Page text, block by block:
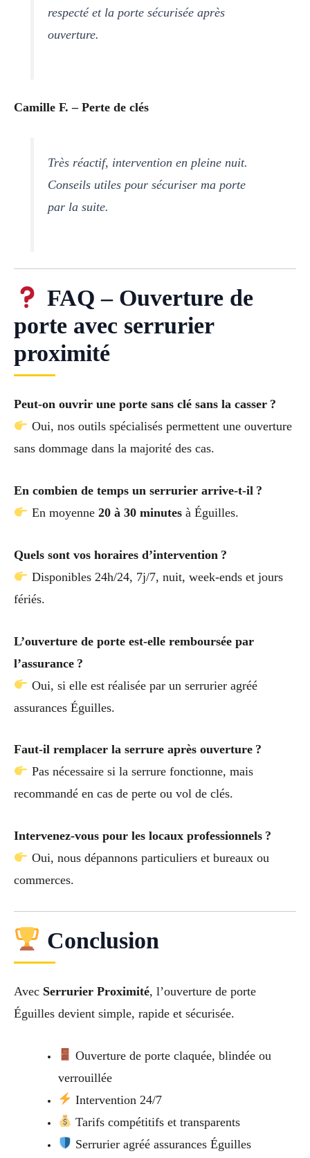
respecté et la porte sécurisée après
ouverture.
Camille F. – Perte de clés
Très réactif, intervention en pleine nuit.
Conseils utiles pour sécuriser ma porte
par la suite.
FAQ – Ouverture de
porte avec serrurier
proximité
Peut-on ouvrir une porte sans clé sans la casser ?
Oui, nos outils spécialisés permettent une ouverture
sans dommage dans la majorité des cas.
En combien de temps un serrurier arrive-t-il ?
En moyenne 20 à 30 minutesà Éguilles.
Quels sont vos horaires d’intervention ?
Disponibles 24h/24, 7j/7, nuit, week-ends et jours
fériés.
L’ouverture de porte est-elle remboursée par
l’assurance ?
Oui, si elle est réalisée par un serrurier agréé
assurances Éguilles.
Faut-il remplacer la serrure après ouverture ?
Pas nécessaire si la serrure fonctionne, mais
recommandé en cas de perte ou vol de clés.
Intervenez-vous pour les locaux professionnels ?
Oui, nous dépannons particuliers et bureaux ou
commerces.
Conclusion
Avec Serrurier Proximité, l’ouverture de porte
Éguilles devient simple, rapide et sécurisée.
Ouverture de porte claquée, blindée ou
verrouillée
Intervention 24/7
Tarifs compétitifs et transparents
Serrurier agréé assurances Éguilles